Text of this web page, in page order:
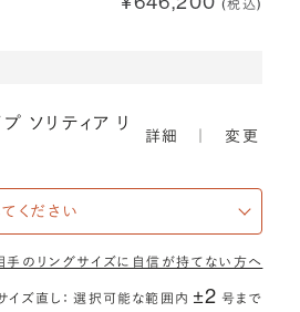
(税込)
ソリティア リ
詳細 変更
手のリングサイズに自信が持てない方へ
イズ直し： 選択可能な範囲内 ±2 号まで